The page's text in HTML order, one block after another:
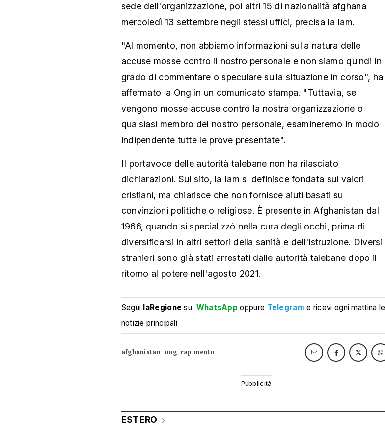
sede dell'organizzazione, poi altri 15 di nazionalità afghana
mercoledì 13 settembre negli stessi uffici, precisa la Iam.
"Al momento, non abbiamo informazioni sulla natura delle
accuse mosse contro il nostro personale e non siamo quindi in
grado di commentare o speculare sulla situazione in corso", ha
affermato la Ong in un comunicato stampa. "Tuttavia, se
vengono mosse accuse contro la nostra organizzazione o
qualsiasi membro del nostro personale, esamineremo in modo
indipendente tutte le prove presentate".
II portavoce delle autorità talebane non ha rilasciato
dichiarazioni. Sul sito, la Iam si definisce fondata sui valori
cristiani, ma chiarisce che non fornisce aiuti basati su
convinzioni politiche o religiose. È presente in Afghanistan dal
1966, quando si specializzò nella cura degli occhi, prima di
diversificarsi in altri settori della sanità e dell'istruzione. Diversi
stranieri sono già stati arrestati dalle autorità talebane dopo il
ritorno al potere nell'agosto 2021.
Segui laRegione su: WhatsApp oppure Telegram e ricevi ogni mattina le
notizie principali
afghanistan ong rapimento
ESTERO